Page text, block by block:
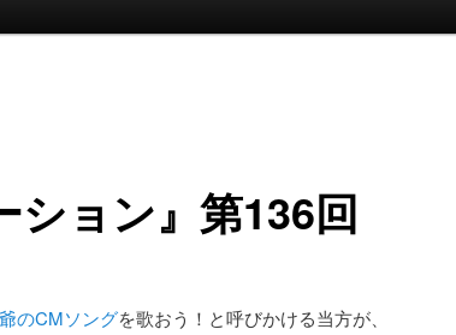
ション』第136回
のCMソングを歌おう！と呼びかける当方が、